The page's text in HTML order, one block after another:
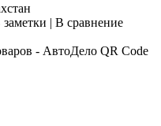
| В сравнение